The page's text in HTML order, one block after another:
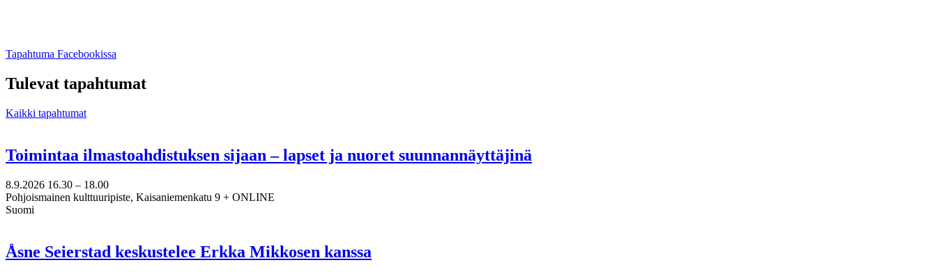
Tapahtuma Facebookissa
välilehteen
Tulevat tapahtumat
Kaikki tapahtumat
Toimintaa ilmastoahdistuksen sijaan – lapset ja nuoret suunnannäyttäjinä
8.9.2026 16.30 – 18.00
Pohjoismainen kulttuuripiste, Kaisaniemenkatu 9 + ONLINE
Suomi
Åsne Seierstad keskustelee Erkka Mikkosen kanssa